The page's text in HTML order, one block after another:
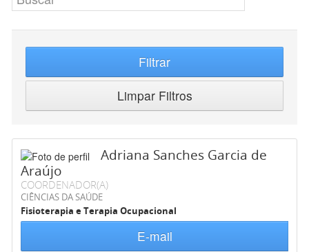
Filtrar
Limpar Filtros
Adriana Sanches Garcia de
Araújo
COORDENADOR(A)
CIÊNCIAS DA SAÚDE
Fisioterapia e Terapia Ocupacional
E-mail